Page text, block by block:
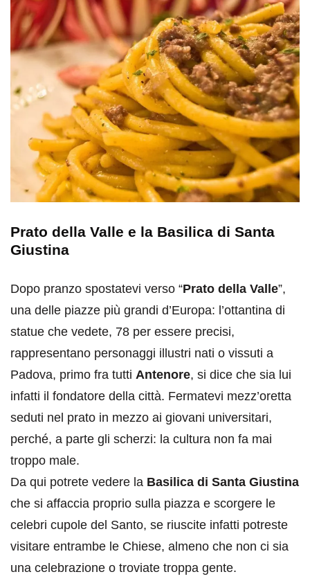
Prato della Valle e la Basilica di Santa
Giustina
Dopo pranzo spostatevi verso “Prato della Valle”,
una delle piazze più grandi d’Europa: l’ottantina di
statue che vedete, 78 per essere precisi,
rappresentano personaggi illustri nati o vissuti a
Padova, primo fra tutti Antenore, si dice che sia lui
infatti il fondatore della città. Fermatevi mezz’oretta
seduti nel prato in mezzo ai giovani universitari,
perché, a parte gli scherzi: la cultura non fa mai
troppo male.
Da qui potrete vedere la Basilica di Santa Giustina
che si affaccia proprio sulla piazza e scorgere le
celebri cupole del Santo, se riuscite infatti potreste
visitare entrambe le Chiese, almeno che non ci sia
una celebrazione o troviate troppa gente.